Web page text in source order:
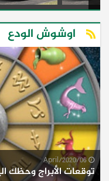
اوشوش الودع
توقعات الأبراج وحظك